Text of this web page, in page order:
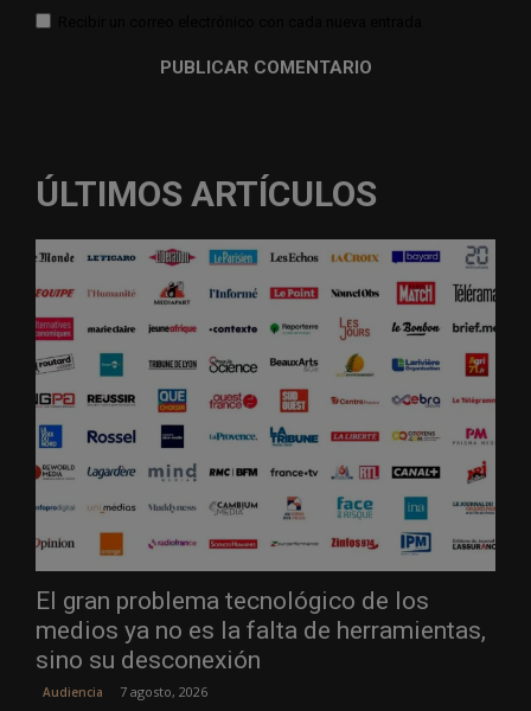
ÚLTIMOS ARTÍCULOS
El gran problema tecnológico de los
medios ya no es la falta de herramientas,
sino su desconexión
Audiencia 7 agosto, 2026